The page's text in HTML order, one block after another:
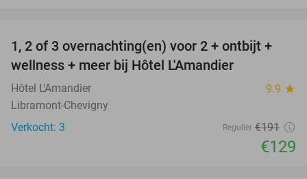
32%
TODAY
1, 2 of 3 overnachting(en) voor 2 + ontbijt +
wellness + meer bij Hôtel L'Amandier
Hôtel L'Amandier 9.9 star
Libramont-Chevigny
Verkocht: 3
Regulier €191
€129